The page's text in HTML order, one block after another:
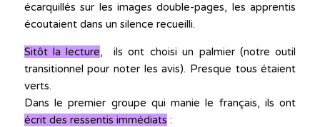
écarquillés sur les images double-pages, les apprentis
écoutaient dans un silence recueilli.
Sitôt la lecture, ils ont choisi un palmier (notre outil
transitionnel pour noter les avis). Presque tous étaient
verts.
Dans le premier groupe qui manie le français, ils ont
écrit des ressentis immédiats :